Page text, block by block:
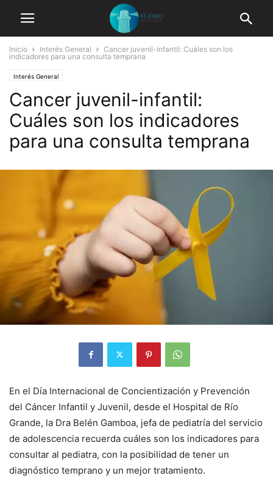
Inicio Interés General
Cancer juvenil-infantil: Cuáles son los
indicadores para una consulta temprana
Interés General
Cancer juvenil-infantil:
Cuáles son los indicadores
para una consulta temprana
En el Día Internacional de Concientización y Prevención
del Cáncer Infantil y Juvenil, desde el Hospital de Río
Grande, la Dra Belén Gamboa, jefa de pediatría del servicio
de adolescencia recuerda cuáles son los indicadores para
consultar al pediatra, con la posibilidad de tener un
diagnóstico temprano y un mejor tratamiento.